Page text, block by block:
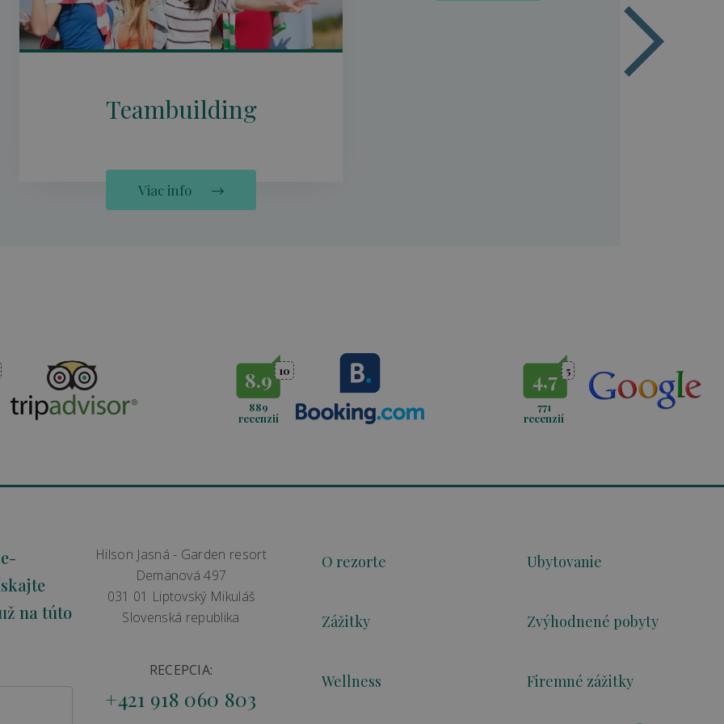
Teambuilding
Viac info
8.9 10
889
recenzií
4,7 5
771
recenzií
na túto
Hilson Jasná - Garden resort
Demänová 497
031 01 Liptovský Mikuláš
Slovenská republika
RECEPCIA:
+421 918 060 803
O rezorte Ubytovanie
Zážitky Zvýhodnené pobyty
Wellness Firemné zážitky